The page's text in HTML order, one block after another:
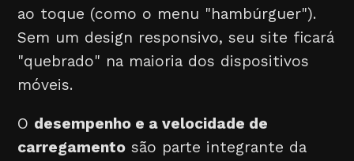
ao toque (como o menu "hambúrguer").
Sem um design responsivo, seu site ficará
"quebrado" na maioria dos dispositivos
móveis.
O desempenho e a velocidade de
carregamento são parte integrante da